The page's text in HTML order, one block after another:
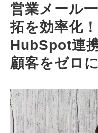
営業メール
拓を効率化！
HubSpot連
顧客をゼロに